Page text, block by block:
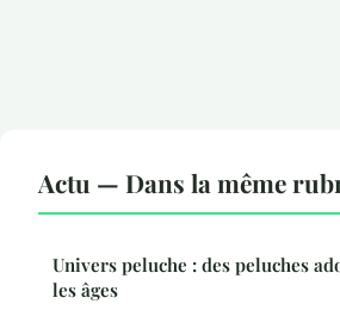
Actu — Dans la même
Univers peluche : des peluches
les âges